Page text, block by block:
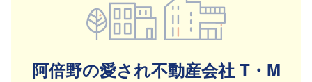
阿倍野の愛され不動産会社 T・M